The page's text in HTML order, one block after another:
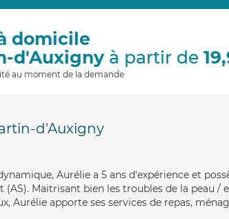
domicile
d'Auxignyà partir de
au moment de la demande
d'Auxigny
Aurélie a 5 ans d'expérience et
Maitrisant bien les troubles de la peau /
Aurélie apporte ses services de repas,